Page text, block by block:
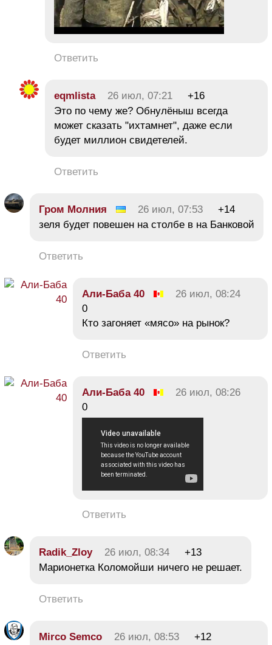
Ответить
eqmlista 26 июл, 07:21
+16
Это по чему же? Обнулёныш всегда
может сказать "ихтамнет", даже если
будет миллион свидетелей.
Ответить
Гром Молния 26 июл, 07:53
+14
зеля будет повешен на столбе в на Банковой
Ответить
Али-Баба 40
26 июл, 08:24
0
Кто загоняет «мясо» на рынок?
Ответить
Али-Баба 40
26 июл, 08:26
0
Ответить
Radik_Zloy 26 июл, 08:34
+13
Марионетка Коломойши ничего не решает.
Ответить
Mirco Semco 26 июл, 08:53
+12